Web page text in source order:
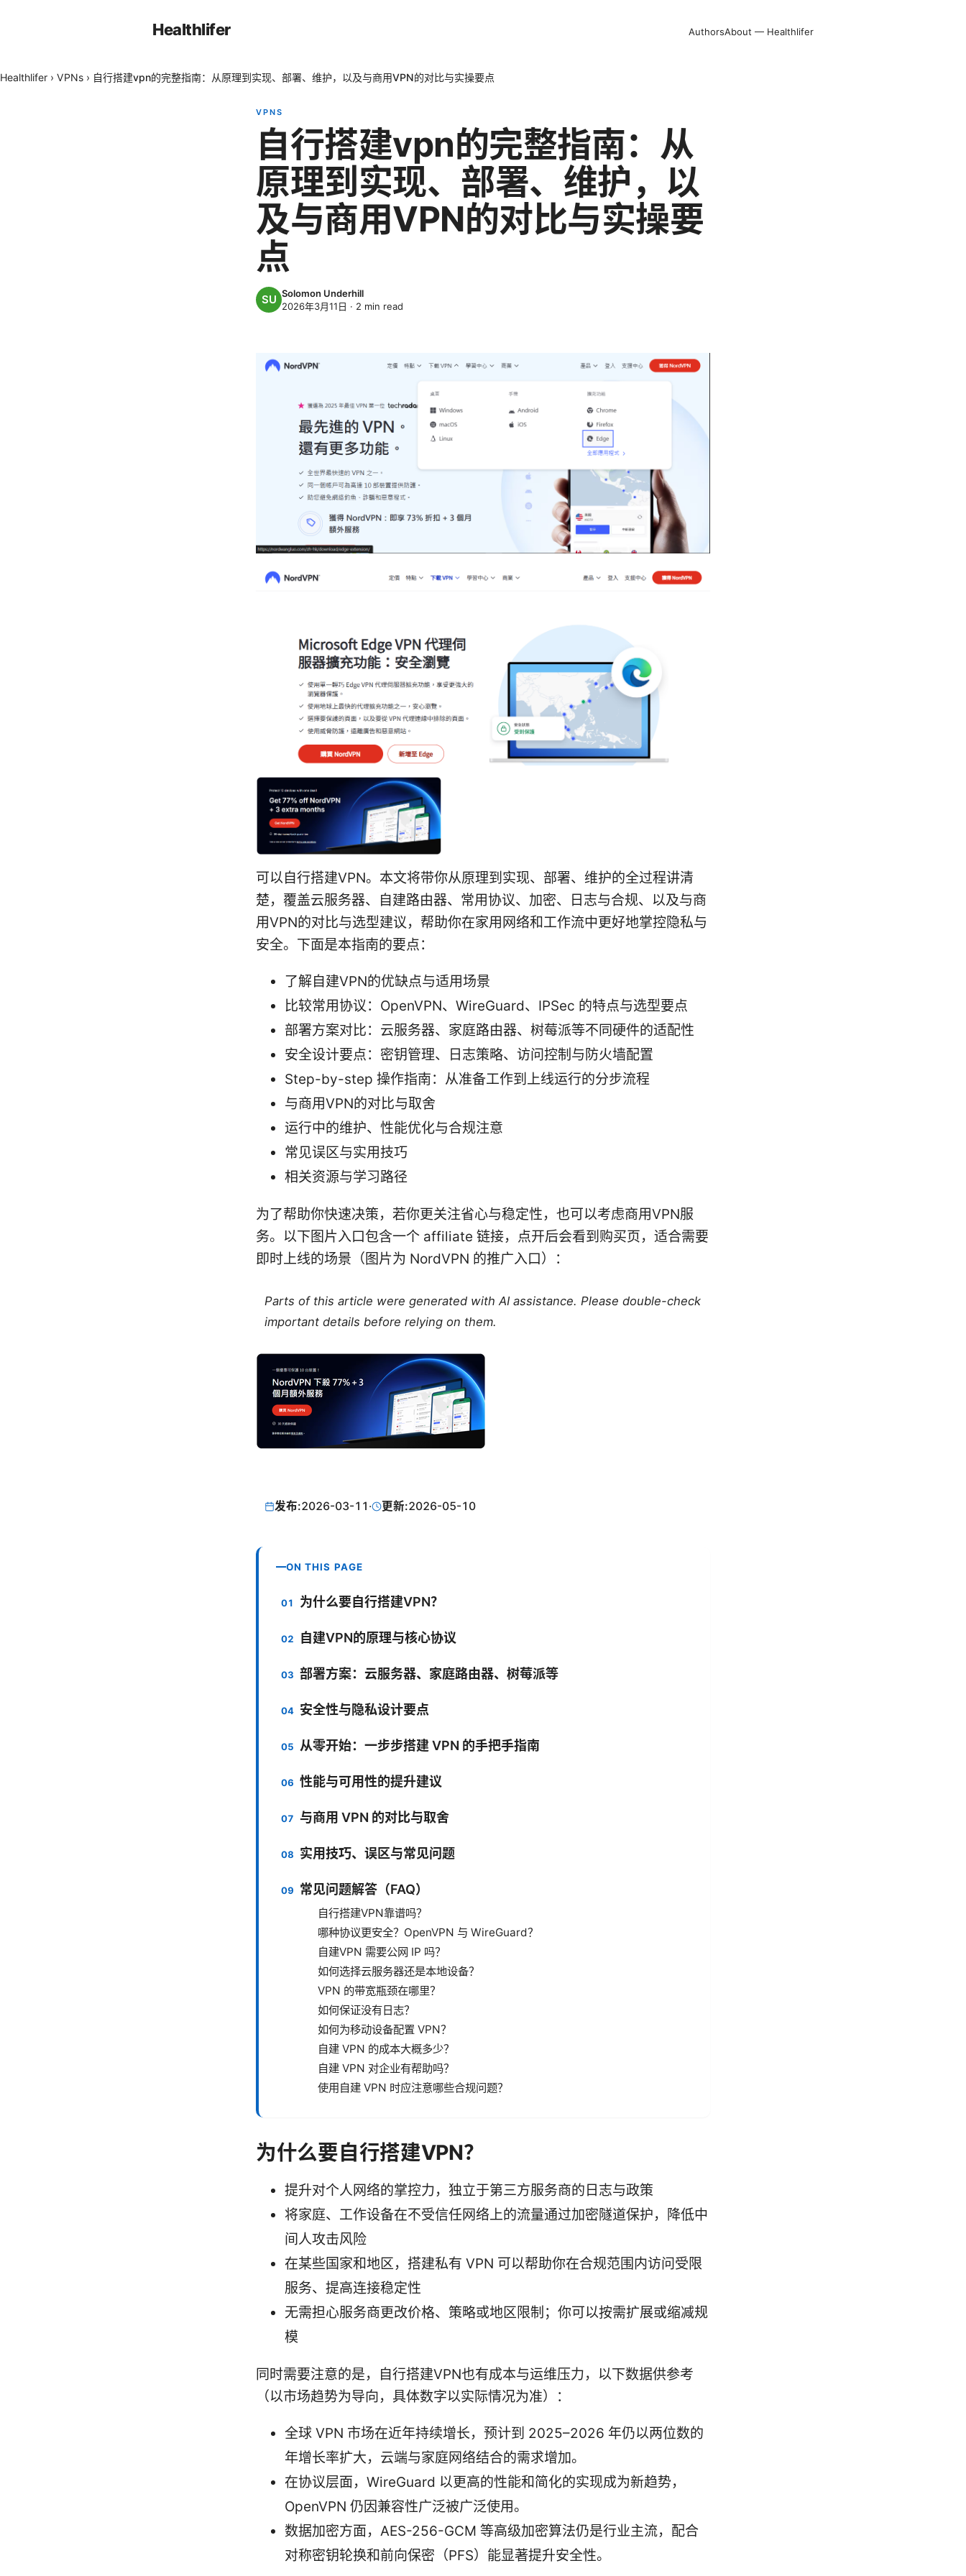
Healthlifer AuthorsAbout — Healthlifer
Healthlifer › VPNs › 自行搭建vpn的完整指南：从原理到实现、部署、维护，以及与商用VPN的对比与实操要点
VPNS
自行搭建vpn的完整指南：从
原理到实现、部署、维护，以
及与商用VPN的对比与实操要
点
Solomon Underhill
2026年3月11日 · 2 min read
可以自行搭建VPN。本文将带你从原理到实现、部署、维护的全过程讲清
楚，覆盖云服务器、自建路由器、常用协议、加密、日志与合规、以及与商
用VPN的对比与选型建议，帮助你在家用网络和工作流中更好地掌控隐私与
安全。下面是本指南的要点：
了解自建VPN的优缺点与适用场景
比较常用协议：OpenVPN、WireGuard、IPSec 的特点与选型要点
部署方案对比：云服务器、家庭路由器、树莓派等不同硬件的适配性
安全设计要点：密钥管理、日志策略、访问控制与防火墙配置
Step-by-step 操作指南：从准备工作到上线运行的分步流程
与商用VPN的对比与取舍
运行中的维护、性能优化与合规注意
常见误区与实用技巧
相关资源与学习路径
为了帮助你快速决策，若你更关注省心与稳定性，也可以考虑商用VPN服
务。以下图片入口包含一个 affiliate 链接，点开后会看到购买页，适合需要
即时上线的场景（图片为 NordVPN 的推广入口）：
Parts of this article were generated with AI assistance. Please double-check
important details before relying on them.
发布:2026-03-11 · 更新:2026-05-10
ON THIS PAGE
为什么要自行搭建VPN？
自建VPN的原理与核心协议
部署方案：云服务器、家庭路由器、树莓派等
安全性与隐私设计要点
从零开始：一步步搭建 VPN 的手把手指南
性能与可用性的提升建议
与商用 VPN 的对比与取舍
实用技巧、误区与常见问题
常见问题解答（FAQ）
自行搭建VPN靠谱吗？
哪种协议更安全？OpenVPN 与 WireGuard？
自建VPN 需要公网 IP 吗？
如何选择云服务器还是本地设备？
VPN 的带宽瓶颈在哪里？
如何保证没有日志？
如何为移动设备配置 VPN？
自建 VPN 的成本大概多少？
自建 VPN 对企业有帮助吗？
使用自建 VPN 时应注意哪些合规问题？
为什么要自行搭建VPN？
提升对个人网络的掌控力，独立于第三方服务商的日志与政策
将家庭、工作设备在不受信任网络上的流量通过加密隧道保护，降低中
间人攻击风险
在某些国家和地区，搭建私有 VPN 可以帮助你在合规范围内访问受限
服务、提高连接稳定性
无需担心服务商更改价格、策略或地区限制；你可以按需扩展或缩减规
模
同时需要注意的是，自行搭建VPN也有成本与运维压力，以下数据供参考
（以市场趋势为导向，具体数字以实际情况为准）：
全球 VPN 市场在近年持续增长，预计到 2025–2026 年仍以两位数的
年增长率扩大，云端与家庭网络结合的需求增加。
在协议层面，WireGuard 以更高的性能和简化的实现成为新趋势，
OpenVPN 仍因兼容性广泛被广泛使用。
数据加密方面，AES-256-GCM 等高级加密算法仍是行业主流，配合
对称密钥轮换和前向保密（PFS）能显著提升安全性。